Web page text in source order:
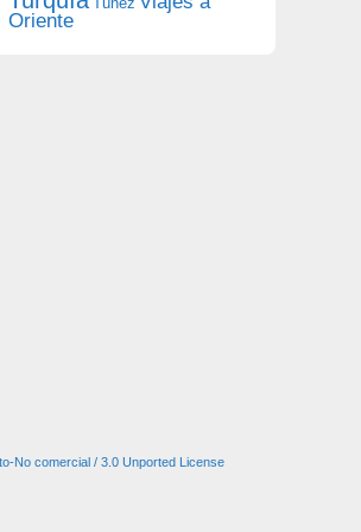
Oriente
No comercial / 3.0 Unported License